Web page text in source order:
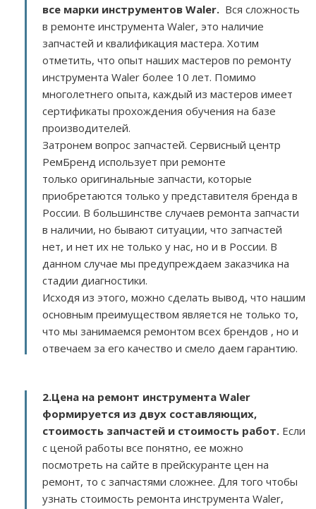
все марки инструментов Waler. Вся сложность
в ремонте инструмента Waler, это наличие
запчастей и квалификация мастера. Хотим
отметить, что опыт наших мастеров по ремонту
инструмента Waler более 10 лет. Помимо
многолетнего опыта, каждый из мастеров имеет
сертификаты прохождения обучения на базе
производителей.
Затронем вопрос запчастей. Сервисный центр
РемБренд использует при ремонте
только оригинальные запчасти, которые
приобретаются только у представителя бренда в
России. В большинстве случаев ремонта запчасти
в наличии, но бывают ситуации, что запчастей
нет, и нет их не только у нас, но и в России. В
данном случае мы предупреждаем заказчика на
стадии диагностики.
Исходя из этого, можно сделать вывод, что нашим
основным преимуществом является не только то,
что мы занимаемся ремонтом всех брендов , но и
отвечаем за его качество и смело даем гарантию.
2.Цена на ремонт инструмента Waler
формируется из двух составляющих,
стоимость запчастей и стоимость работ. Если
с ценой работы все понятно, ее можно
посмотреть на сайте в прейскуранте цен на
ремонт, то с запчастями сложнее. Для того чтобы
узнать стоимость ремонта инструмента Waler,